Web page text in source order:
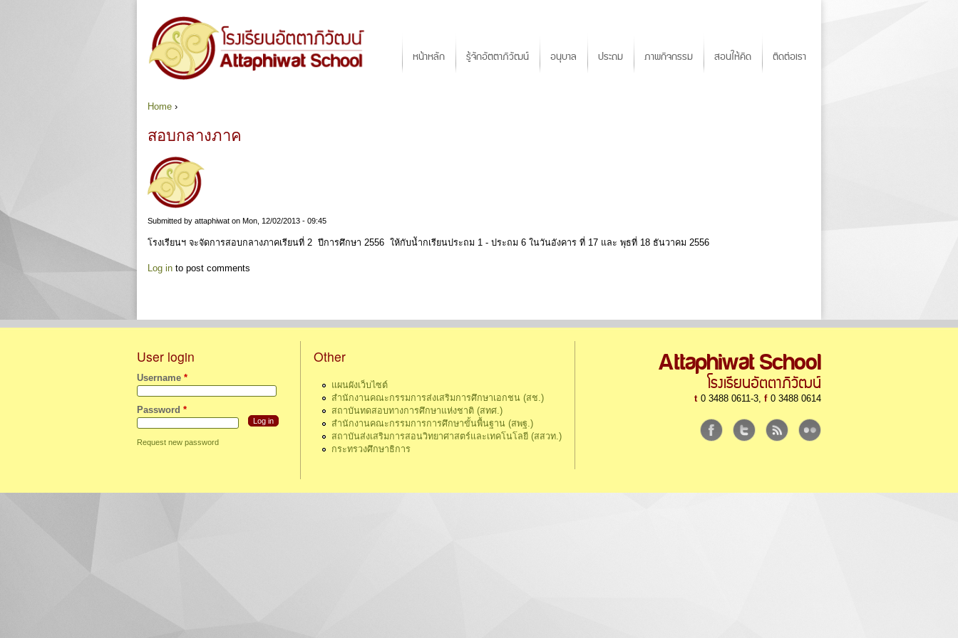
หน้าหลัก รู้จักอัตตาภิวัฒน์ อนุบาล ประถม ภาพกิจกรรม สอนให้คิด ติดต่อเรา
You are here
Home ›
สอบกลางภาค
Submitted by attaphiwat on Mon, 12/02/2013 - 09:45
โรงเรียนฯ จะจัดการสอบกลางภาคเรียนที่ 2 ปีการศึกษา 2556 ให้กับนัำกเรียนประถม 1 - ประถม 6 ในวันอังคาร ที่ 17 และ พุธที่ 18 ธันวาคม 2556
Log in to post comments
User login
Username *
Password *
Request new password
Other
แผนผังเว็บไซต์
สำนักงานคณะกรรมการส่งเสริมการศึกษาเอกชน (สช.)
สถาบันทดสอบทางการศึกษาแห่งชาติ (สทศ.)
สำนักงานคณะกรรมการการศึกษาขั้นพื้นฐาน (สพฐ.)
สถาบันส่งเสริมการสอนวิทยาศาสตร์และเทคโนโลยี (สสวท.)
กระทรวงศึกษาธิการ
Attaphiwat School
โรงเรียนอัตตาภิวัฒน์
t 0 3488 0611-3, f 0 3488 0614